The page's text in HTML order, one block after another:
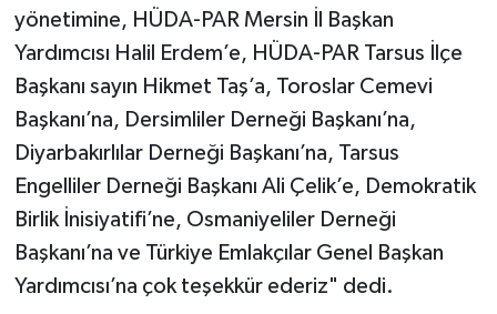
yönetimine, HÜDA-PAR Mersin İl Başkan
Yardımcısı Halil Erdem’e, HÜDA-PAR Tarsus İlçe
Başkanı sayın Hikmet Taş’a, Toroslar Cemevi
Başkanı’na, Dersimliler Derneği Başkanı’na,
Diyarbakırlılar Derneği Başkanı’na, Tarsus
Engelliler Derneği Başkanı Ali Çelik’e, Demokratik
Birlik İnisiyatifi’ne, Osmaniyeliler Derneği
Başkanı’na ve Türkiye Emlakçılar Genel Başkan
Yardımcısı’na çok teşekkür ederiz" dedi.